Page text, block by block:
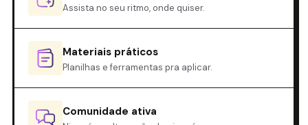
Assista no seu ritmo, onde quiser.
Materiais práticos
Planilhas e ferramentas pra aplicar.
Comunidade ativa